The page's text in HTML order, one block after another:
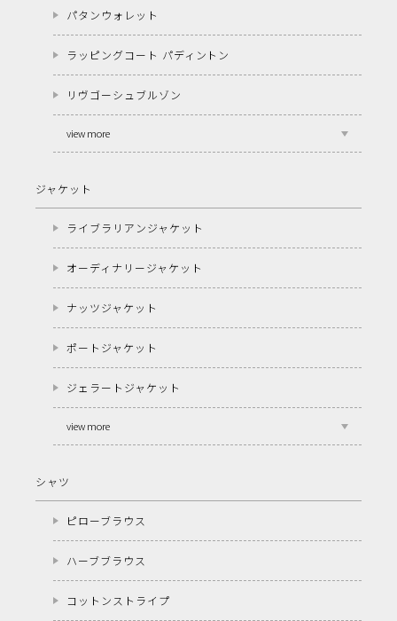
パタンウォレット
ラッピングコート パディントン
リヴゴーシュブルゾン
view more
ジャケット
ライブラリアンジャケット
オーディナリージャケット
ナッツジャケット
ポートジャケット
ジェラートジャケット
view more
シャツ
ピローブラウス
ハーブブラウス
コットンストライプ